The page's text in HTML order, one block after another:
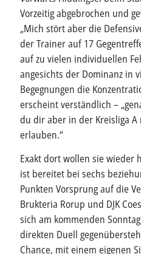
Vorzeitig abgebrochen und
„Mich stört aber die
der Trainer auf 17
auf zu vielen individuellen
angesichts der Dominanz in
Begegnungen die
erscheint verständlich –
du dir aber in der Kreisliga A
erlauben.“
Exakt dort wollen sie wieder
ist bereitet bei sechs
Punkten Vorsprung auf die
Brukteria Rorup und DJK
sich am kommenden
direkten Duell
Chance, mit einem eigenen